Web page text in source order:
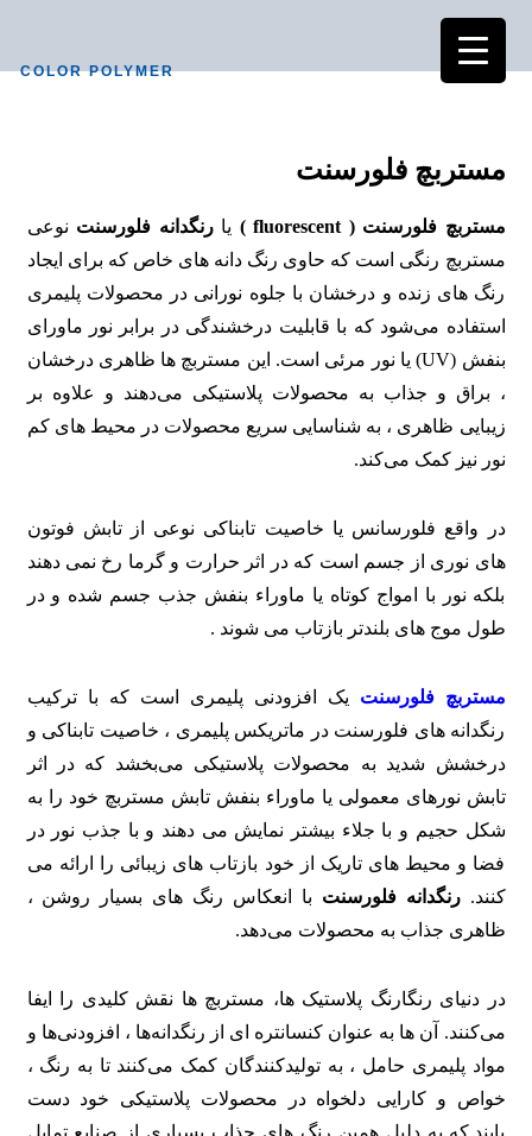
COLOR POLYMER
مستربچ فلورسنت
مستربچ فلورسنت ( fluorescent ) یارنگدانه فلورسنت نوعی
مستربچ رنگی است که حاوی رنگ ‌دانه ‌های خاص که برای ایجاد
رنگ‌ های زنده و درخشان با جلوه نورانی در محصولات پلیمری
استفاده می‌شود که با قابلیت درخشندگی در برابر نور ماورای
بنفش (UV) یا نور مرئی است. این مستربچ‌ ها ظاهری درخشان
، براق و جذاب به محصولات پلاستیکی می‌دهند و علاوه بر
زیبایی ظاهری ، به شناسایی سریع محصولات در محیط‌ های کم
‌نور نیز کمک می‌کند.
در واقع فلورسانس یا خاصیت تابناکی نوعی از تابش فوتون
های نوری از جسم است که در اثر حرارت و گرما رخ نمی دهند
بلکه نور با امواج کوتاه یا ماوراء بنفش جذب جسم شده و در
طول موج های بلندتر بازتاب می شوند .
مستربچ فلورسنت یک افزودنی پلیمری است که با ترکیب
رنگدانه‌ های فلورسنت در ماتریکس پلیمری ، خاصیت تابناکی و
درخشش شدید به محصولات پلاستیکی می‌بخشد که در اثر
تابش نورهای معمولی یا ماوراء بنفش تابش مستربچ خود را به
شکل حجیم و با جلاء بیشتر نمایش می دهند و با جذب نور در
فضا و محیط های تاریک از خود بازتاب های زیبائی را ارائه می
کنند.رنگدانه فلورسنت با انعکاس رنگ‌ های بسیار روشن ،
ظاهری جذاب به محصولات می‌دهد.
در دنیای رنگارنگ پلاستیک‌ ها، مستربچ‌ ها نقش کلیدی را ایفا
می‌کنند. آن‌ ها به عنوان کنسانتره‌ ای از رنگدانه‌ها ، افزودنی‌ها و
مواد پلیمری حامل ، به تولیدکنندگان کمک می‌کنند تا به رنگ ،
خواص و کارایی دلخواه در محصولات پلاستیکی خود دست